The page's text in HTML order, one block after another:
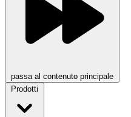
passa al contenuto principale
Prodotti